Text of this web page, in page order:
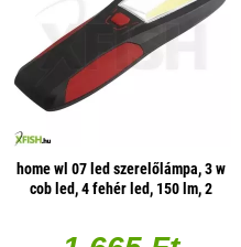
home wl 07 led szerelőlámpa, 3 w
cob led, 4 fehér led, 150 lm, 2